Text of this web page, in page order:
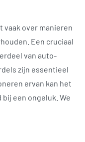
vaak over manieren
Een cruciaal
van auto-
zijn essentieel
ervan kan het
een ongeluk. We